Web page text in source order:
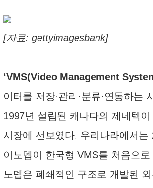
[자료: gettyimagesbank]
‘VMS(Video Management
이터를 저장·관리·분류·연동하는
1997년 설립된 캐나다의 제네텍이
시장에 선보였다. 우리나라에서는
이노뎁이 한국형 VMS를 처음으로
노뎁은 폐쇄적인 구조로 개발된